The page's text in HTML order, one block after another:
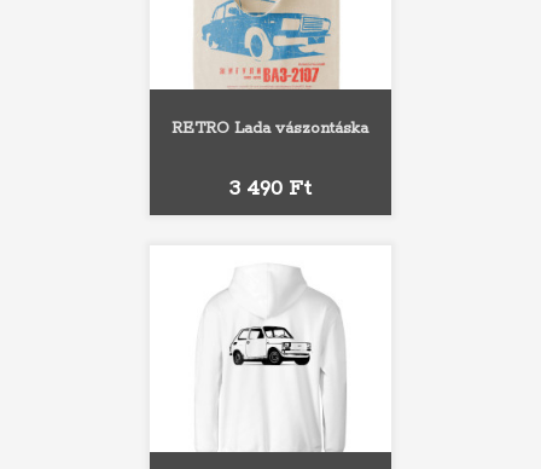
RETRO Lada vászontáska
Ár
3 490 Ft